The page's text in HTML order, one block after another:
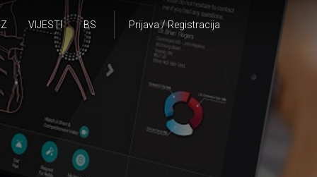
Prijava / Registracija
VIJESTI BS